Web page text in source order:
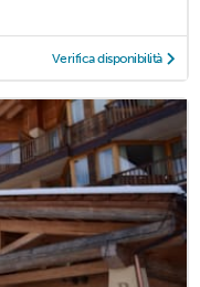
Verifica disponibilità